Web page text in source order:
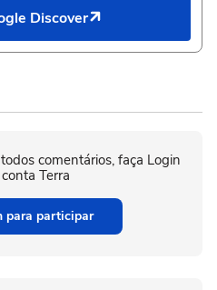
Discover
comentários, faça Login
Terra
para participar